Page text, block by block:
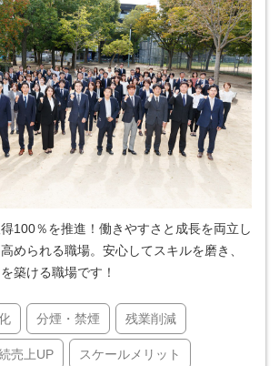
100％を推進！働きやすさと成長を両立し
められる職場。安心してスキルを磨き、
築ける職場です！
分煙・禁煙 残業削減
売上UP スケールメリット